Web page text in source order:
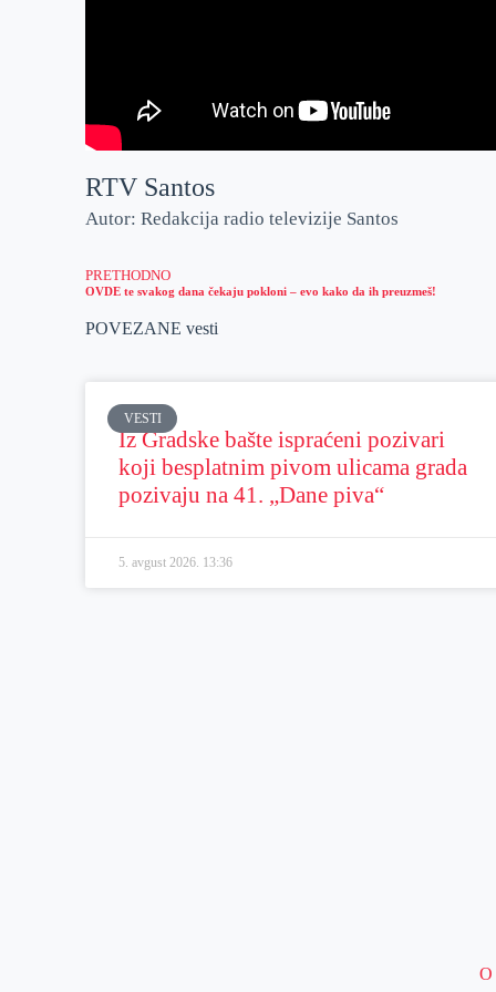
RTV Santos
Autor: Redakcija radio televizije Santos
PRETHODNO
OVDE te svakog dana čekaju pokloni – evo kako da ih preuzmeš!
POVEZANE vesti
VESTI
Iz Gradske bašte ispraćeni pozivari
koji besplatnim pivom ulicama grada
pozivaju na 41. „Dane piva“
5. avgust 2026. 13:36
O